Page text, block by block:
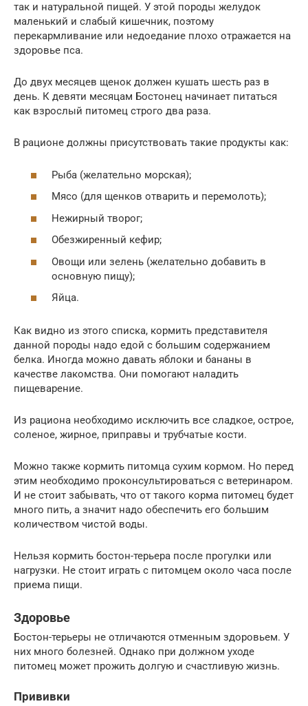
так и натуральной пищей. У этой породы желудок
маленький и слабый кишечник, поэтому
перекармливание или недоедание плохо отражается на
здоровье пса.
До двух месяцев щенок должен кушать шесть раз в
день. К девяти месяцам Бостонец начинает питаться
как взрослый питомец строго два раза.
В рационе должны присутствовать такие продукты как:
Рыба (желательно морская);
Мясо (для щенков отварить и перемолоть);
Нежирный творог;
Обезжиренный кефир;
Овощи или зелень (желательно добавить в
основную пищу);
Яйца.
Как видно из этого списка, кормить представителя
данной породы надо едой с большим содержанием
белка. Иногда можно давать яблоки и бананы в
качестве лакомства. Они помогают наладить
пищеварение.
Из рациона необходимо исключить все сладкое, острое,
соленое, жирное, приправы и трубчатые кости.
Можно также кормить питомца сухим кормом. Но перед
этим необходимо проконсультироваться с ветеринаром.
И не стоит забывать, что от такого корма питомец будет
много пить, а значит надо обеспечить его большим
количеством чистой воды.
Нельзя кормить бостон-терьера после прогулки или
нагрузки. Не стоит играть с питомцем около часа после
приема пищи.
Здоровье
Бостон-терьеры не отличаются отменным здоровьем. У
них много болезней. Однако при должном уходе
питомец может прожить долгую и счастливую жизнь.
Прививки